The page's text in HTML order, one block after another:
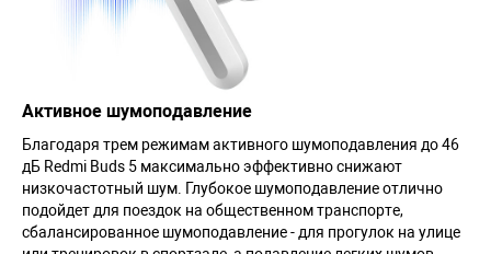
Активное шумоподавление
Благодаря трем режимам активного шумоподавления до 46
дБ Redmi Buds 5 максимально эффективно снижают
низкочастотный шум. Глубокое шумоподавление отлично
подойдет для поездок на общественном транспорте,
сбалансированное шумоподавление - для прогулок на улице